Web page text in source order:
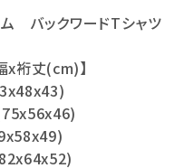
バックワードTシャツ
x裄丈(cm)】